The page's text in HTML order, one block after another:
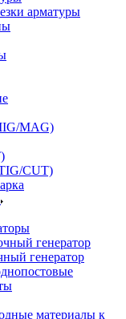
арматуры
MAG)
CUT)
генератор
генератор
материалы к